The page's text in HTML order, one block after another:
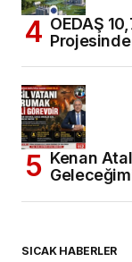
OEDAŞ
Kenan
SICAK HABERLER